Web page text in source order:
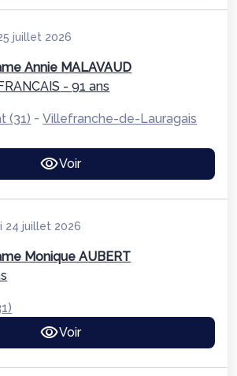
juillet 2026
Annie MALAVAUD
- 91 ans
(31) -Villefranche-de-Lauragais
Voir
24 juillet 2026
Monique AUBERT
Voir